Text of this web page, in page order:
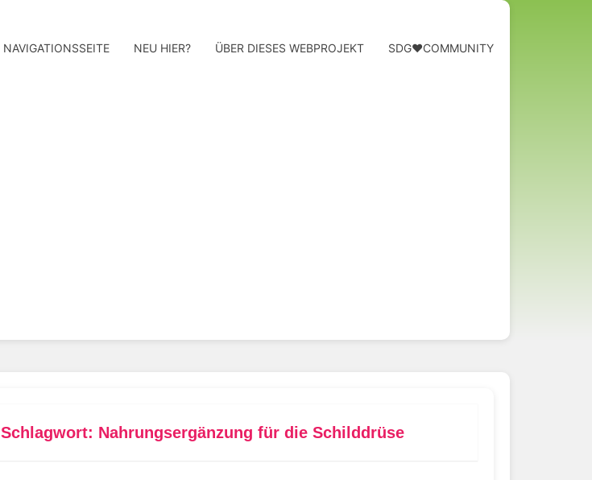
NAVIGATIONSSEITE NEU HIER? ÜBER DIESES WEBPROJEKT SDG❤️COMMUNITY
Schlagwort: Nahrungsergänzung für die Schilddrüse